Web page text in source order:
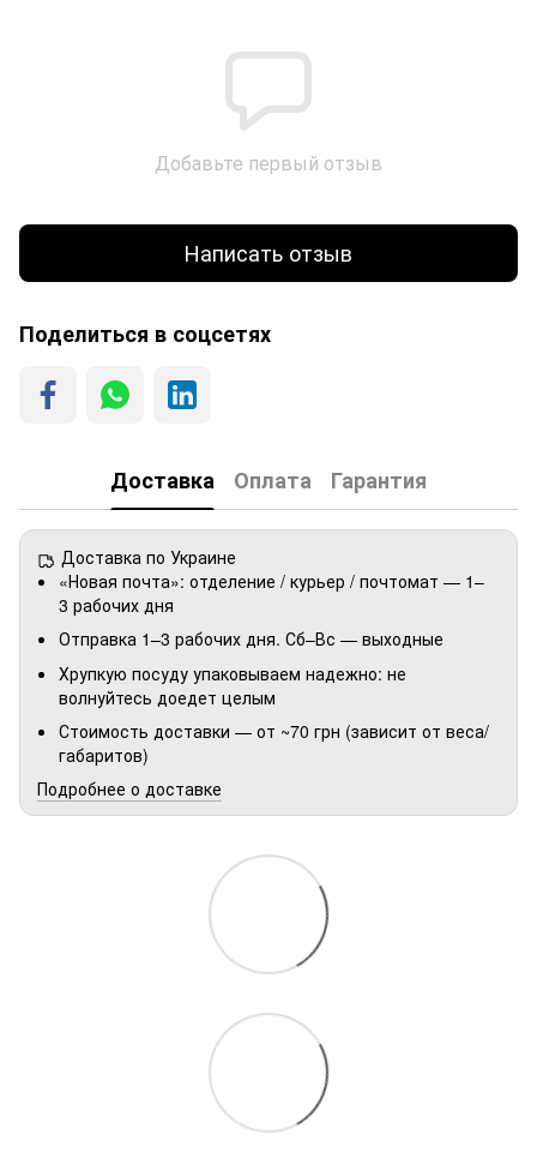
Добавьте первый отзыв
Написать отзыв
Поделиться в соцсетях
Доставка Оплата Гарантия
Доставка по Украине
«Новая почта»: отделение / курьер / почтомат — 1–
3 рабочих дня
Отправка 1–3 рабочих дня. Сб–Вс — выходные
Хрупкую посуду упаковываем надежно: не
волнуйтесь доедет целым
Стоимость доставки — от ~70 грн (зависит от веса/
габаритов)
Подробнее о доставке